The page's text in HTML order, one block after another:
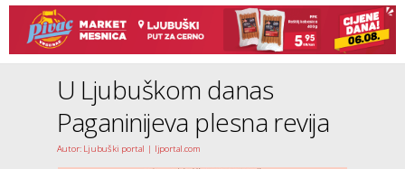
U Ljubuškom danas
Paganinijeva plesna revija
Autor: Ljubuški portal | ljportal.com